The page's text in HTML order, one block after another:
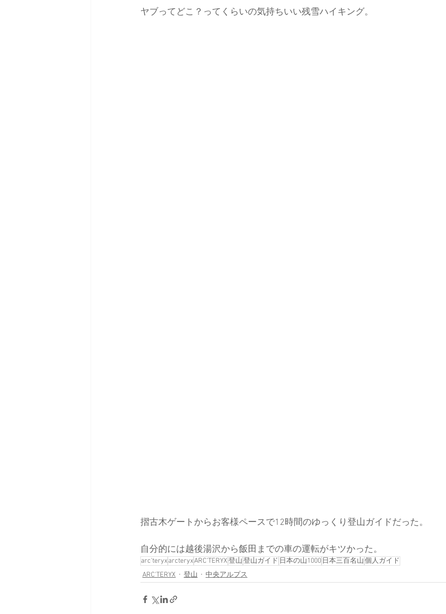
ヤブってどこ？ってくらいの気持ちいい残雪ハイキング。
摺古木ゲートからお客様ペースで12時間のゆっくり登山ガイドだった。
自分的には越後湯沢から飯田までの車の運転がキツかった。
arc'teryxarcteryxARC’TERYX登山登山ガイド 日本の山1000 日本三百名山個人ガイド
ARC'TERYX
登山 中央アルプス